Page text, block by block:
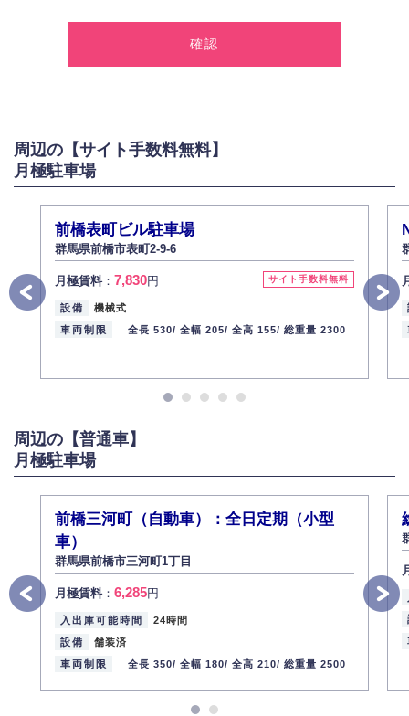
2.個人情報の利用
お問い合わせに対する回答、資料等の送付
採用に関する回答、情報の提供
弊社は取り扱う個人情報の外部への漏洩を防止し、その利用目的に応じて
適切かつ安全に管理します。
4.個人情報の第三者提供
法的義務など正当な理由に基づく要請があった場合を除き、お客様の個人
情報をご本人の同意なく第三者に提供いたしません。
5.個人情報の開示・訂正・削除
ん）。
また、個人情報の内容に誤りがあり、ご本人から訂正・追加・削除の請求
6.個人情報管理の社内教育
弊社社員全員が、個人情報の取り扱いについての重要性を理解し、より適
切に管理するよう社内教育を実施してまいります。
2013年12月1日
代表取締役社長 野口 幸男
周辺の【サイト手数料無料】
月極駐車場
前橋表町ビル駐車場
群馬県前橋市表町2-9-6
サイト手数料無料
月極賃料： 7,830円
設備
機械式
車両制限
全長 530/ 全幅 205/ 全高 155/ 総重量 2300
周辺の【普通車】
月極駐車場
前橋三河町（自動車）：全日定期（小型
車）
群馬県前橋市三河町1丁目
月極賃料： 6,285円
入出庫可能時間
24時間
設備
舗装済
車両制限
全長 350/ 全幅 180/ 全高 210/ 総重量 2500